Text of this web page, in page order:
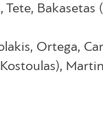
Bakasetas
Ortega,